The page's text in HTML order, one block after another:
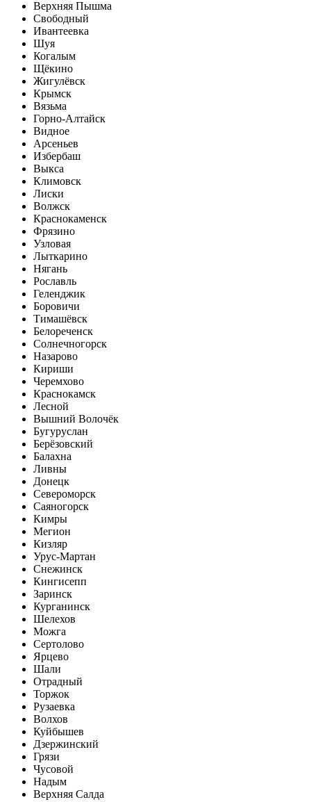
Верхняя Пышма
Свободный
Ивантеевка
Шуя
Когалым
Щёкино
Жигулёвск
Крымск
Вязьма
Горно-Алтайск
Видное
Арсеньев
Избербаш
Выкса
Климовск
Лиски
Волжск
Краснокаменск
Фрязино
Узловая
Лыткарино
Нягань
Рославль
Геленджик
Боровичи
Тимашёвск
Белореченск
Солнечногорск
Назарово
Кириши
Черемхово
Краснокамск
Лесной
Вышний Волочёк
Бугуруслан
Берёзовский
Балахна
Ливны
Донецк
Североморск
Саяногорск
Кимры
Мегион
Кизляр
Урус-Мартан
Снежинск
Кингисепп
Заринск
Курганинск
Шелехов
Можга
Сертолово
Ярцево
Шали
Отрадный
Торжок
Рузаевка
Волхов
Куйбышев
Дзержинский
Грязи
Чусовой
Надым
Верхняя Салда